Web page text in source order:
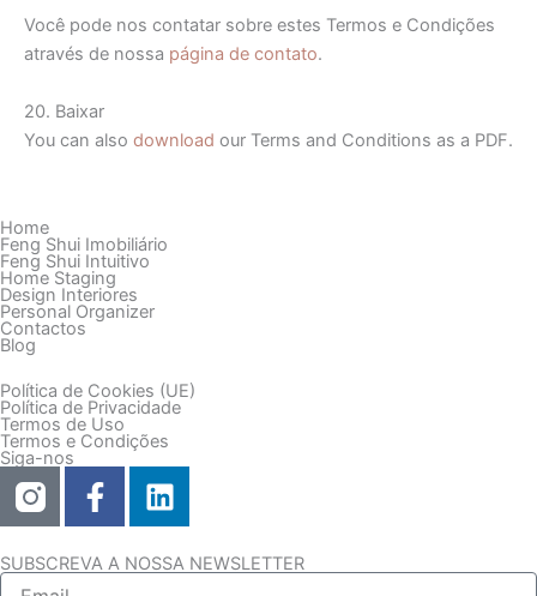
Você pode nos contatar sobre estes Termos e Condições
através de nossa página de contato.
20. Baixar
You can also download our Terms and Conditions as a PDF.
Home
Feng Shui Imobiliário
Feng Shui Intuitivo
Home Staging
Design Interiores
Personal Organizer
Contactos
Blog
Política de Cookies (UE)
Política de Privacidade
Termos de Uso
Termos e Condições
Siga-nos
F
a
e
L
i
k
SUBSCREVA A NOSSA NEWSLETTER
Email